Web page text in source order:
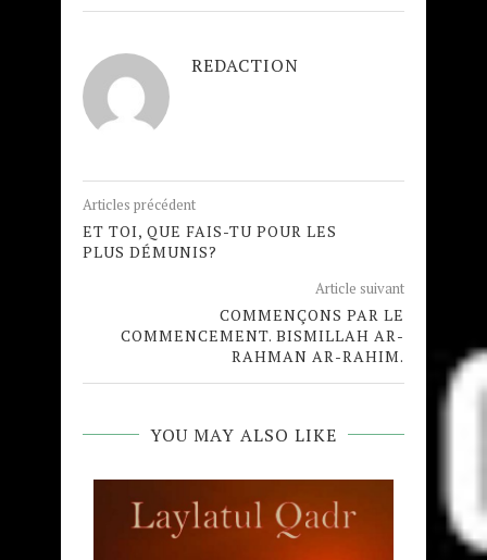
REDACTION
Articles précédent
ET TOI, QUE FAIS-TU POUR LES
PLUS DÉMUNIS?
Article suivant
COMMENÇONS PAR LE
COMMENCEMENT. BISMILLAH AR-
RAHMAN AR-RAHIM.
YOU MAY ALSO LIKE